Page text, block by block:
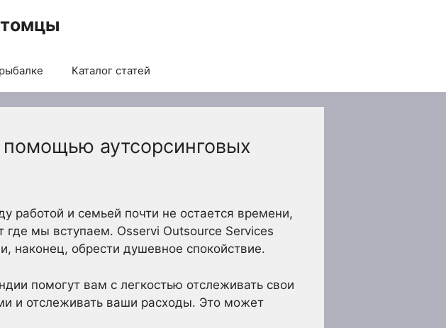
Каталог статей
аутсорсинговых
и семьей почти не остается времени,
мы вступаем. Osservi Outsource Services
наконец, обрести душевное спокойствие.
помогут вам с легкостью отслеживать свои
и отслеживать ваши расходы. Это может